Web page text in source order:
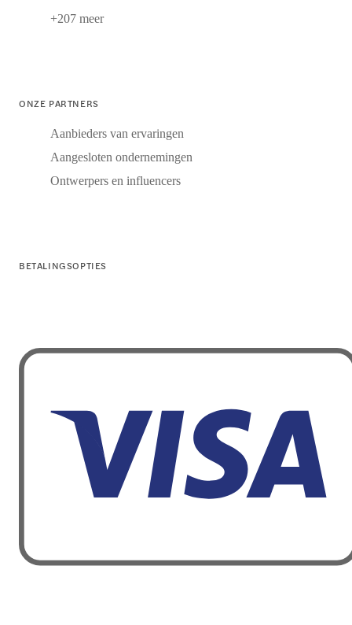
+207 meer
ONZE PARTNERS
Aanbieders van ervaringen
Aangesloten ondernemingen
Ontwerpers en influencers
BETALINGSOPTIES